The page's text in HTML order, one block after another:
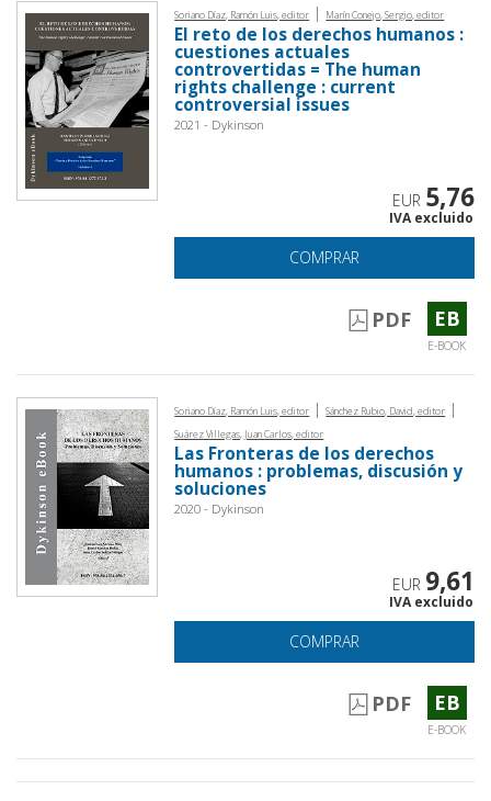
Soriano Díaz, Ramón Luis, editor | Marín Conejo, Sergio, editor
El reto de los derechos humanos :
cuestiones actuales
controvertidas = The human
rights challenge : current
controversial issues
2021 - Dykinson
EUR 5,76
IVA excluido
COMPRAR
PDF EB
E-BOOK
Soriano Díaz, Ramón Luis, editor | Sánchez Rubio, David, editor |
Suárez Villegas, Juan Carlos, editor
Las Fronteras de los derechos
humanos : problemas, discusión y
soluciones
2020 - Dykinson
EUR 9,61
IVA excluido
COMPRAR
PDF EB
E-BOOK